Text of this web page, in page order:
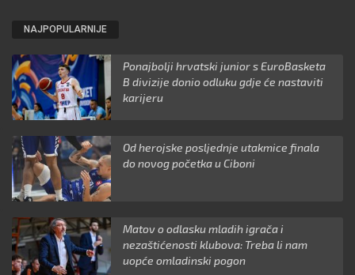
NAJPOPULARNIJE
Ponajbolji hrvatski junior s EuroBasketa
B divizije donio odluku gdje će nastaviti
karijeru
Od herojske posljednje utakmice finala
do novog početka u Ciboni
Matov o odlasku mladih igrača i
nezaštićenosti klubova: Treba li nam
uopće omladinski pogon